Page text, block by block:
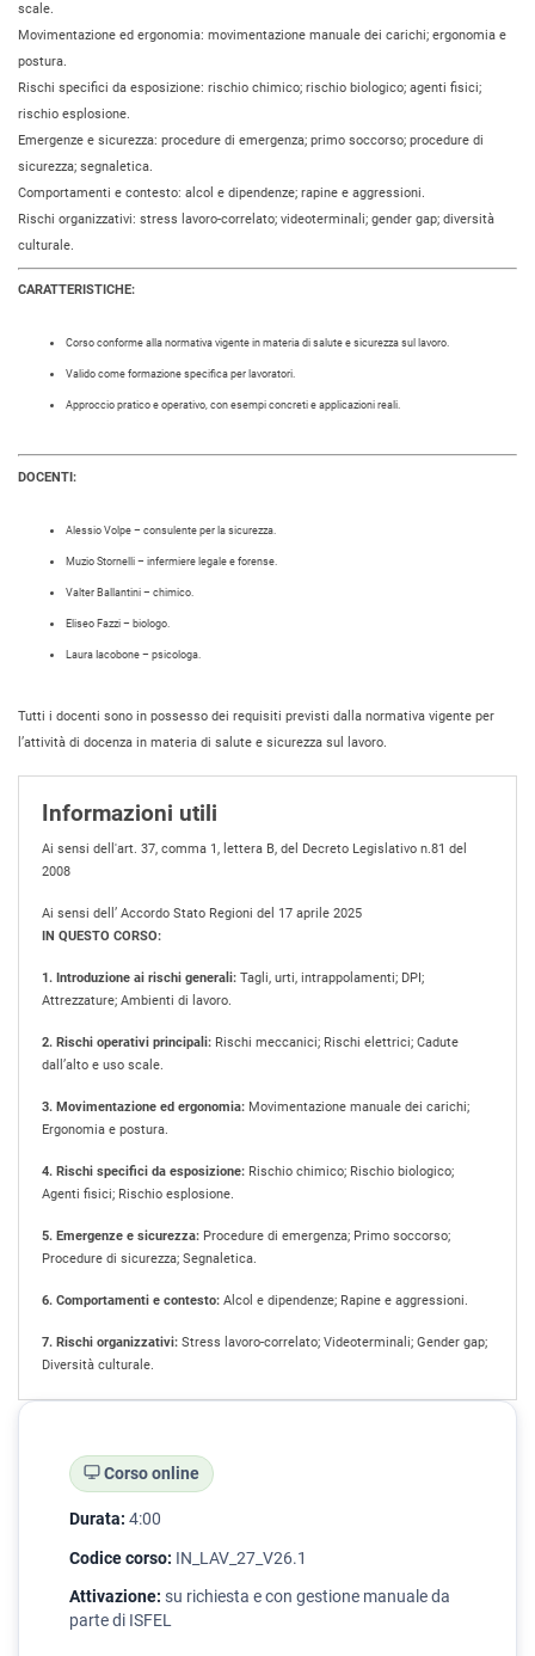
scale.
Movimentazione ed ergonomia: movimentazione manuale dei carichi; ergonomia e
postura.
Rischi specifici da esposizione: rischio chimico; rischio biologico; agenti fisici;
rischio esplosione.
Emergenze e sicurezza: procedure di emergenza; primo soccorso; procedure di
sicurezza; segnaletica.
Comportamenti e contesto: alcol e dipendenze; rapine e aggressioni.
Rischi organizzativi: stress lavoro-correlato; videoterminali; gender gap; diversità
culturale.
CARATTERISTICHE:
Corso conforme alla normativa vigente in materia di salute e sicurezza sul lavoro.
Valido come formazione specifica per lavoratori.
Approccio pratico e operativo, con esempi concreti e applicazioni reali.
DOCENTI:
Alessio Volpe – consulente per la sicurezza.
Muzio Stornelli – infermiere legale e forense.
Valter Ballantini – chimico.
Eliseo Fazzi – biologo.
Laura Iacobone – psicologa.
Tutti i docenti sono in possesso dei requisiti previsti dalla normativa vigente per
l’attività di docenza in materia di salute e sicurezza sul lavoro.
Informazioni utili
Ai sensi dell'art. 37, comma 1, lettera B, del Decreto Legislativo n.81 del
2008
Ai sensi dell’ Accordo Stato Regioni del 17 aprile 2025
IN QUESTO CORSO:
1. Introduzione ai rischi generali: Tagli, urti, intrappolamenti; DPI;
Attrezzature; Ambienti di lavoro.
2. Rischi operativi principali: Rischi meccanici; Rischi elettrici; Cadute
dall’alto e uso scale.
3. Movimentazione ed ergonomia: Movimentazione manuale dei carichi;
Ergonomia e postura.
4. Rischi specifici da esposizione: Rischio chimico; Rischio biologico;
Agenti fisici; Rischio esplosione.
5. Emergenze e sicurezza: Procedure di emergenza; Primo soccorso;
Procedure di sicurezza; Segnaletica.
6. Comportamenti e contesto: Alcol e dipendenze; Rapine e aggressioni.
7. Rischi organizzativi: Stress lavoro-correlato; Videoterminali; Gender gap;
Diversità culturale.
Corso online
Durata: 4:00
Codice corso: IN_LAV_27_V26.1
Attivazione: su richiesta e con gestione manuale da
parte di ISFEL